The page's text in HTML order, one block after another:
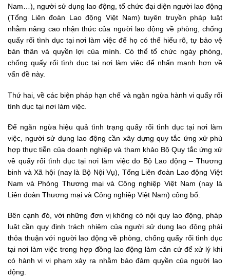
Nam…), người sử dụng lao động, tổ chức đại diện người lao động
(Tổng Liên đoàn Lao động Việt Nam) tuyên truyền pháp luật
nhằm nâng cao nhận thức của người lao động về phòng, chống
quấy rối tình dục tại nơi làm việc để họ có thể hiểu rõ, tự bảo vệ
bản thân và quyền lợi của mình. Có thể tổ chức ngày phòng,
chống quấy rối tình dục tại nơi làm việc để nhấn mạnh hơn về
vấn đề này.
Thứ hai, về các biện pháp hạn chế và ngăn ngừa hành vi quấy rối
tình dục tại nơi làm việc.
Để ngăn ngừa hiệu quả tình trạng quấy rối tình dục tại nơi làm
việc, người sử dụng lao động cần xây dựng quy tắc ứng xử phù
hợp thực tiễn của doanh nghiệp và tham khảo Bộ Quy tắc ứng xử
về quấy rối tình dục tại nơi làm việc do Bộ Lao động – Thương
binh và Xã hội (nay là Bộ Nội Vụ), Tổng Liên đoàn Lao động Việt
Nam và Phòng Thương mại và Công nghiệp Việt Nam (nay là
Liên đoàn Thương mại và Công nghiệp Việt Nam) công bố.
Bên cạnh đó, với những đơn vị không có nội quy lao động, pháp
luật cần quy định trách nhiệm của người sử dụng lao động phải
thỏa thuận với người lao động về phòng, chống quấy rối tình dục
tại nơi làm việc trong hợp đồng lao động làm căn cứ để xử lý khi
có hành vi vi phạm xảy ra nhằm bảo đảm quyền của người lao
động.